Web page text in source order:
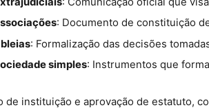
: Documento de constituição
: Formalização das decisões
simples: Instrumentos que
de instituição e aprovação de estatuto,